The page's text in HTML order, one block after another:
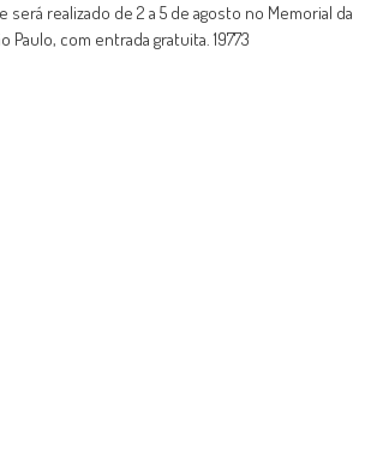
realizado de 2 a 5 de agosto no Memorial da
Paulo, com entrada gratuita. 19773